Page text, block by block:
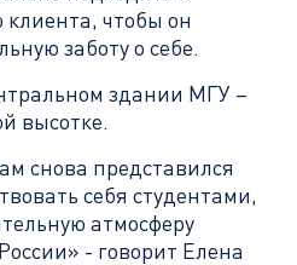
клиента, чтобы он
заботу о себе.
здании МГУ –
высотке.
снова представился
себя студентами,
атмосферу
- говорит Елена